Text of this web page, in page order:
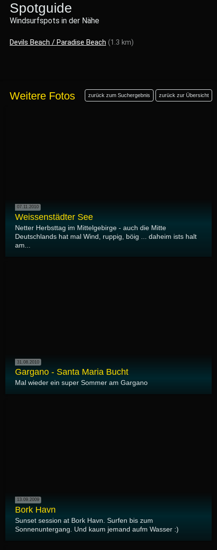
Spotguide
Windsurfspots in der Nähe
Devils Beach / Paradise Beach (1.3 km)
Weitere Fotos zurück zum Suchergebnis zurück zur Übersicht
07.11.2010
Weissenstädter See
Netter Herbsttag im Mittelgebirge - auch die Mitte
Deutschlands hat mal Wind, ruppig, böig ... daheim ists halt
am...
31.08.2010
Gargano - Santa Maria Bucht
Mal wieder ein super Sommer am Gargano
13.09.2009
Bork Havn
Sunset session at Bork Havn. Surfen bis zum
Sonnenuntergang. Und kaum jemand aufm Wasser :)